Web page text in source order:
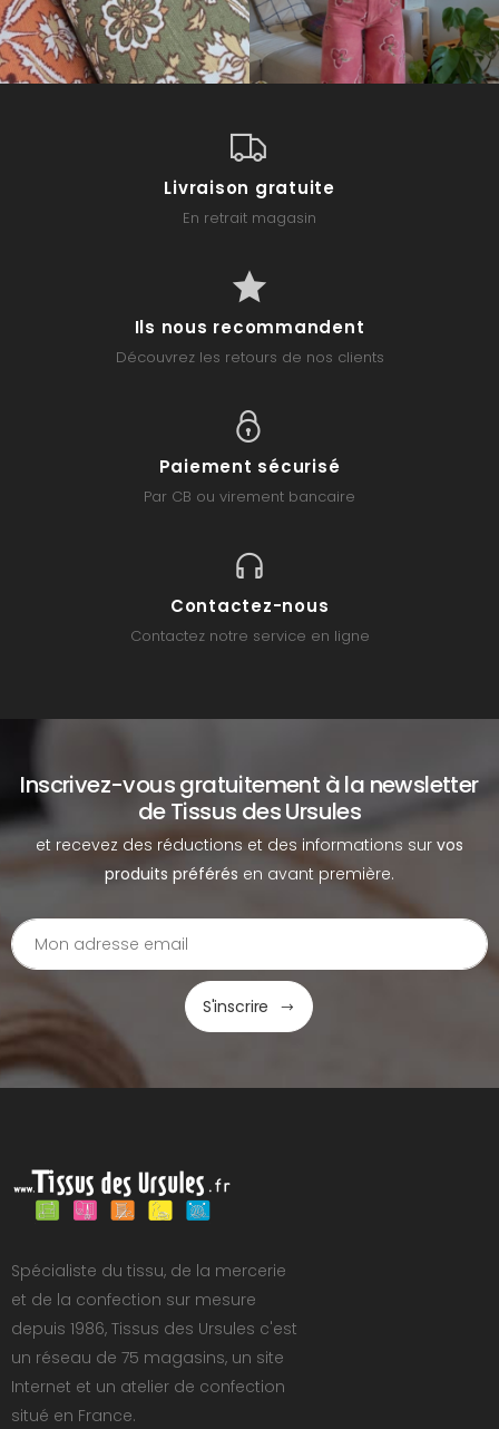
Livraison gratuite
En retrait magasin
Ils nous recommandent
Découvrez les retours de nos clients
Paiement sécurisé
Par CB ou virement bancaire
Contactez-nous
Contactez notre service en ligne
Inscrivez-vous gratuitement à la newsletter
de Tissus des Ursules
et recevez des réductions et des informations sur vos
produits préférés en avant première.
S'inscrire
Spécialiste du tissu, de la mercerie
et de la confection sur mesure
depuis 1986, Tissus des Ursules c'est
un réseau de 75 magasins, un site
Internet et un atelier de confection
situé en France.